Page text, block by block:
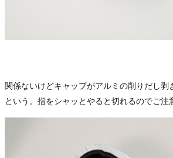
関係ないけどキャップがアルミの削りだし剥
という。指をシャッとやると切れるのでご注